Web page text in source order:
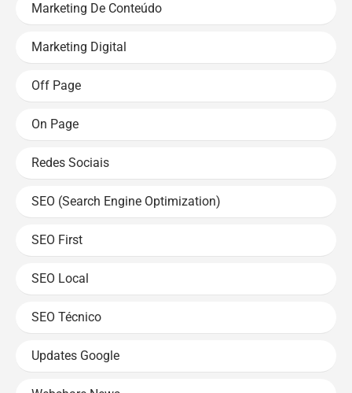
Marketing De Conteúdo
Marketing Digital
Off Page
On Page
Redes Sociais
SEO (Search Engine Optimization)
SEO First
SEO Local
SEO Técnico
Updates Google